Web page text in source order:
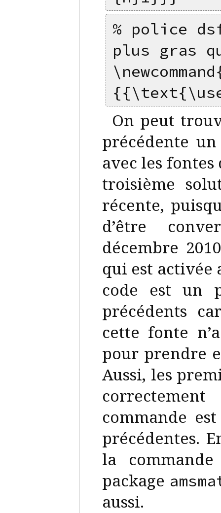
% police
plus gras
On peut
précédente
avec les fontes
troisième
récente,
d’être
décembre
qui est activée
code est un
précédents
cette fonte
pour prendre
Aussi, les
commande
précédentes.
la
package
aussi.